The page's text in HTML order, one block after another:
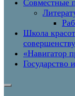
Совместные
Школа
«Навигатор
Государство